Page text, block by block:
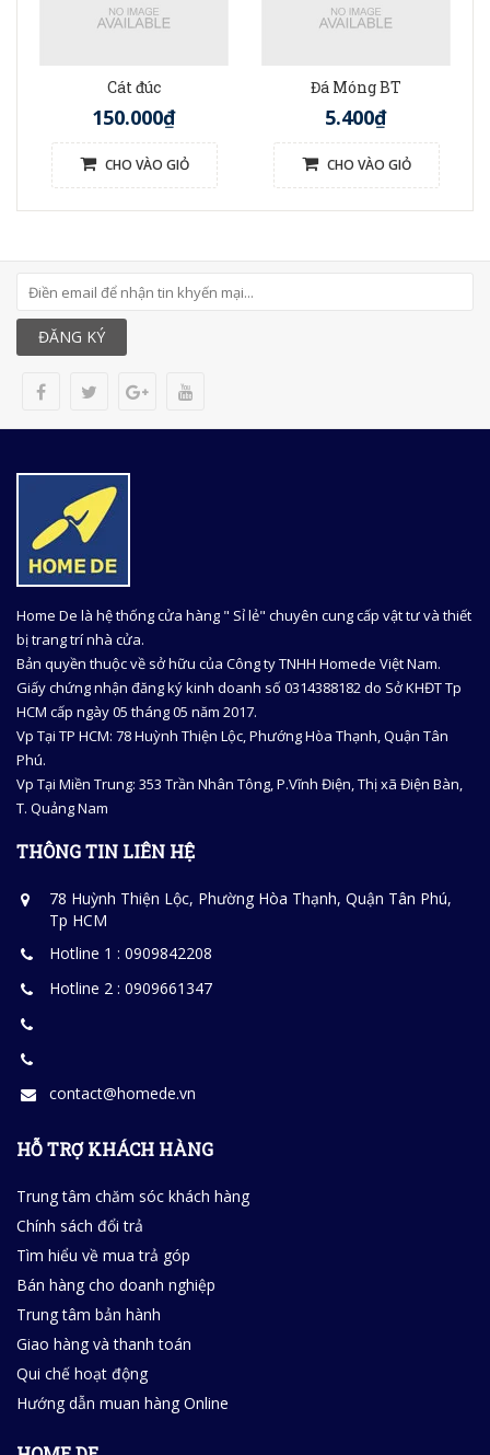
Cát đúc
150.000₫
CHO VÀO GIỎ
Đá Móng BT
5.400₫
CHO VÀO GIỎ
ĐĂNG KÝ
Home De là hệ thống cửa hàng " Sỉ lẻ" chuyên cung cấp vật tư và thiết
bị trang trí nhà cửa.
Bản quyền thuộc về sở hữu của Công ty TNHH Homede Việt Nam.
Giấy chứng nhận đăng ký kinh doanh số 0314388182 do Sở KHĐT Tp
HCM cấp ngày 05 tháng 05 năm 2017.
Vp Tại TP HCM: 78 Huỳnh Thiện Lộc, Phướng Hòa Thạnh, Quận Tân
Phú.
Vp Tại Miền Trung: 353 Trần Nhân Tông, P.Vĩnh Điện, Thị xã Điện Bàn,
T. Quảng Nam
THÔNG TIN LIÊN HỆ
78 Huỳnh Thiện Lộc, Phường Hòa Thạnh, Quận Tân Phú,
Tp HCM
Hotline 1 : 0909842208
Hotline 2 : 0909661347
contact@homede.vn
HỖ TRỢ KHÁCH HÀNG
Trung tâm chăm sóc khách hàng
Chính sách đổi trả
Tìm hiểu về mua trả góp
Bán hàng cho doanh nghiệp
Trung tâm bản hành
Giao hàng và thanh toán
Qui chế hoạt động
Hướng dẫn muan hàng Online